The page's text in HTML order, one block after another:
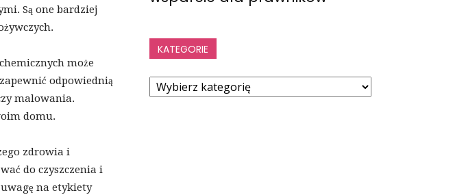
Są one bardziej
może
odpowiednią
malowania.
domu.
zdrowia i
do czyszczenia i
na etykiety
KATEGORIE
Kategorie